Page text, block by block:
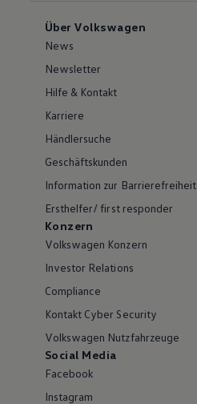
Über Volkswagen
News
Newsletter
Hilfe & Kontakt
Karriere
Händlersuche
Geschäftskunden
Information zur Barrierefreiheit
Ersthelfer/ first responder
Konzern
Volkswagen Konzern
Investor Relations
Compliance
Kontakt Cyber Security
Volkswagen Nutzfahrzeuge
Social Media
Facebook
Instagram